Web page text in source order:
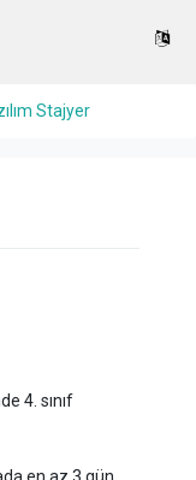
Stajyer
4. sınıf